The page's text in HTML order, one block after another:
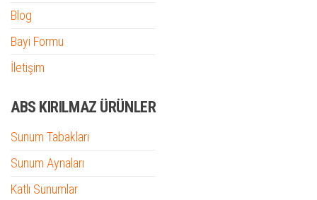
Blog
Bayi Formu
İletişim
ABS KIRILMAZ ÜRÜNLER
Sunum Tabakları
Sunum Aynaları
Katlı Sunumlar